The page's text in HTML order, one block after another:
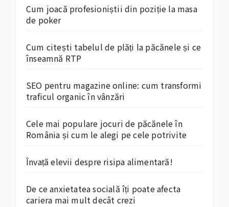
Cum joacă profesioniștii din poziție la masa
de poker
Cum citești tabelul de plăți la păcănele și ce
înseamnă RTP
SEO pentru magazine online: cum transformi
traficul organic în vânzări
Cele mai populare jocuri de păcănele în
România și cum le alegi pe cele potrivite
Învață elevii despre risipa alimentară!
De ce anxietatea socială îți poate afecta
cariera mai mult decât crezi